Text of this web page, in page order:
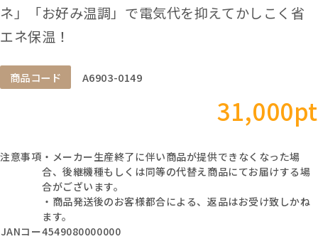
ネ」「お好み温調」で電気代を抑えてかしこく省
エネ保温！
商品コード A6903-0149
31,000pt
注意事項 ・メーカー生産終了に伴い商品が提供できなくなった場
合、後継機種もしくは同等の代替え商品にてお届けする場
合がございます。
・商品発送後のお客様都合による、返品はお受け致しかね
ます。
JANコー4549080000000